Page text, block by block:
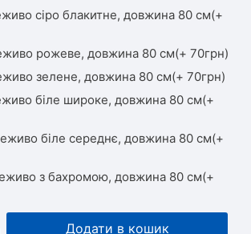
сіро блакитне, довжина 80 см(+
рожеве, довжина 80 см(+ 70грн)
зелене, довжина 80 см(+ 70грн)
біле широке, довжина 80 см(+
біле середнє, довжина 80 см(+
з бахромою, довжина 80 см(+
Додати в кошик